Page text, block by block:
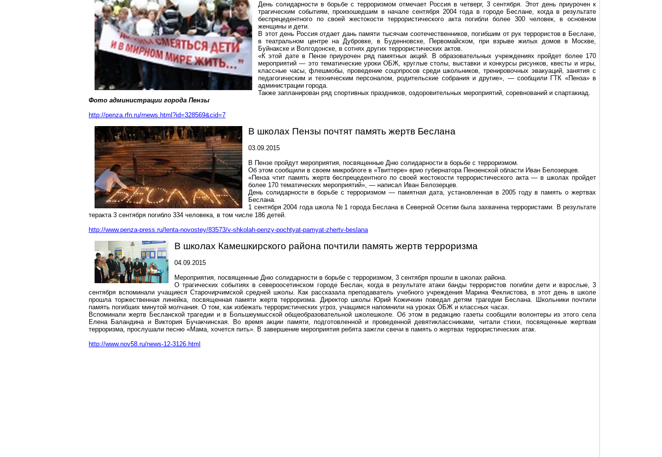
День солидарности в борьбе с терроризмом отмечает Россия в четверг, 3 сентября. Этот день приурочен к
трагическим событиям, произошедшим в начале сентября 2004 года в городе Беслане, когда в результате
беспрецедентного по своей жестокости террористического акта погибли более 300 человек, в основном
женщины и дети.
В этот день Россия отдает дань памяти тысячам соотечественников, погибшим от рук террористов в Беслане,
в театральном центре на Дубровке, в Буденновске, Первомайском, при взрыве жилых домов в Москве,
Буйнакске и Волгодонске, в сотнях других террористических актов.
«К этой дате в Пензе приурочен ряд памятных акций. В образовательных учреждениях пройдет более 170
мероприятий — это тематические уроки ОБЖ, круглые столы, выставки и конкурсы рисунков, квесты и игры,
классные часы, флешмобы, проведение соцопросов среди школьников, тренировочных эвакуаций, занятия с
педагогическим и техническим персоналом, родительские собрания и другие», — сообщили ГТК «Пенза» в
администрации города.
Также запланирован ряд спортивных праздников, оздоровительных мероприятий, соревнований и спартакиад.
Фото администрации города Пензы
http://penza.rfn.ru/rnews.html?id=328569&cid=7
В школах Пензы почтят память жертв Беслана
03.09.2015
В Пензе пройдут мероприятия, посвященные Дню солидарности в борьбе с терроризмом.
Об этом сообщили в своем микроблоге в «Твиттере» врио губернатора Пензенской области Иван Белозерцев.
«Пенза чтит память жертв беспрецедентного по своей жестокости террористического акта — в школах пройдет
более 170 тематических мероприятий», — написал Иван Белозерцев.
День солидарности в борьбе с терроризмом — памятная дата, установленная в 2005 году в память о жертвах
Беслана.
1 сентября 2004 года школа № 1 города Беслана в Северной Осетии была захвачена террористами. В результате
теракта 3 сентября погибло 334 человека, в том числе 186 детей.
http://www.penza-press.ru/lenta-novostey/83573/v-shkolah-penzy-pochtyat-pamyat-zhertv-beslana
В школах Камешкирского района почтили память жертв терроризма
04.09.2015
Мероприятия, посвященные Дню солидарности в борьбе с терроризмом, 3 сентября прошли в школах района.
О трагических событиях в североосетинском городе Беслан, когда в результате атаки банды террористов погибли дети и взрослые, 3
сентября вспоминали учащиеся Старочирчимской средней школы. Как рассказала преподаватель учебного учреждения Марина Феклистова, в этот день в школе
прошла торжественная линейка, посвященная памяти жертв терроризма. Директор школы Юрий Кожичкин поведал детям трагедии Беслана. Школьники почтили
память погибших минутой молчания. О том, как избежать террористических угроз, учащимся напомнили на уроках ОБЖ и классных часах.
Вспоминали жертв Бесланской трагедии и в Большеумысской общеобразовательной школешколе. Об этом в редакцию газеты сообщили волонтеры из этого села
Елена Баландина и Виктория Бучакчинская. Во время акции памяти, подготовленной и проведенной девятиклассниками, читали стихи, посвященные жертвам
терроризма, прослушали песню «Мама, хочется пить». В завершение мероприятия ребята зажгли свечи в память о жертвах террористических атак.
http://www.nov58.ru/news-12-3126.html